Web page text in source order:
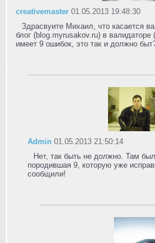
creativemaster 01.05.2013 19:48:30
Здрасвуите Михаил, что касается
блог (blog.myrusakov.ru) в валидаторе
имеет 9 ошибок, это так и должно
Admin 01.05.2013 21:50:14
Нет, так быть не должно. Там
породившая 9, которую уже
сообщили!